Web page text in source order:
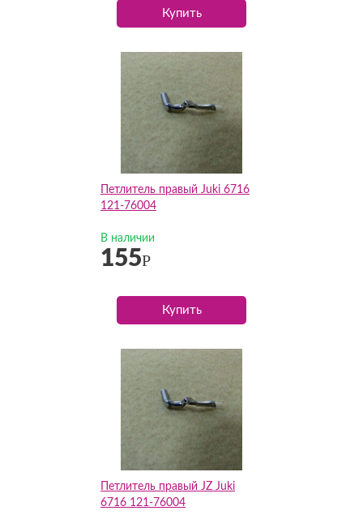
Купить
Петлитель правый Juki 6716
121-76004
В наличии
155Р
Купить
Петлитель правый JZ Juki
6716 121-76004